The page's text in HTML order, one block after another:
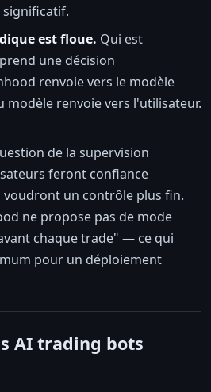
est floue. Qui est
une décision
renvoie vers le modèle
modèle renvoie vers l'utilisateur.
de la supervision
feront confiance
voudront un contrôle plus fin.
ne propose pas de mode
chaque trade" — ce qui
pour un déploiement
AI trading bots